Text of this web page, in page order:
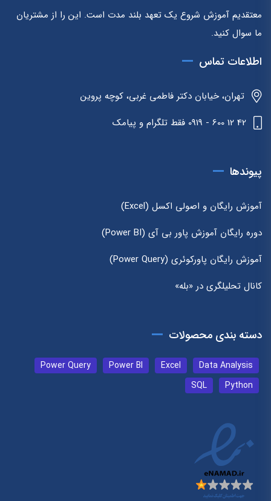
معتقدیم آموزش شروع یک تعهد بلند مدت است. این را از مشتریان
ما سوال کنید.
اطلاعات تماس
تهران، خیابان دکتر فاطمی غربی، کوچه پروین
42 12 600 - 0919 فقط تلگرام و پیامک
پیوندها
آموزش رایگان و اصولی اکسل (Excel)
دوره رایگان آموزش پاور بی آی (Power BI)
آموزش رایگان پاورکوئری (Power Query)
کانال تحلیلگری در «بله»
دسته بندی محصولات
Data Analysis
Excel
Power BI
Power Query
Python
SQL